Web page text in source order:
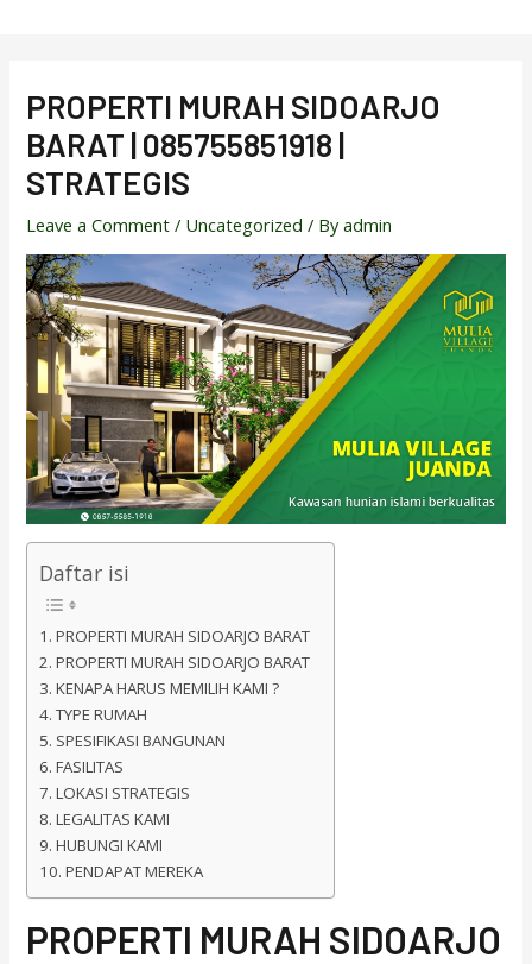
PROPERTI MURAH SIDOARJO
BARAT | 085755851918 |
STRATEGIS
Leave a Comment / Uncategorized / Byadmin
Daftar isi
PROPERTI MURAH SIDOARJO BARAT
PROPERTI MURAH SIDOARJO BARAT
KENAPA HARUS MEMILIH KAMI ?
TYPE RUMAH
SPESIFIKASI BANGUNAN
FASILITAS
LOKASI STRATEGIS
LEGALITAS KAMI
HUBUNGI KAMI
PENDAPAT MEREKA
PROPERTI MURAH SIDOARJO